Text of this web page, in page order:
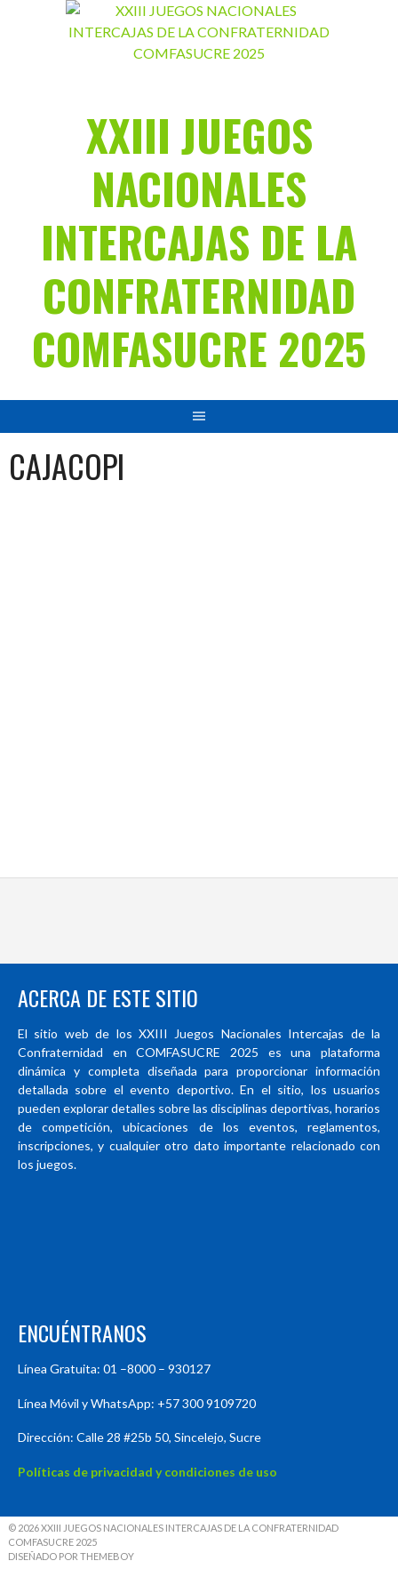
XXIII JUEGOS
NACIONALES
INTERCAJAS DE LA
CONFRATERNIDAD
COMFASUCRE 2025
CAJACOPI
ACERCA DE ESTE SITIO
El sitio web de los XXIII Juegos Nacionales Intercajas de la
Confraternidad en COMFASUCRE 2025 es una plataforma
dinámica y completa diseñada para proporcionar información
detallada sobre el evento deportivo. En el sitio, los usuarios
pueden explorar detalles sobre las disciplinas deportivas, horarios
de competición, ubicaciones de los eventos, reglamentos,
inscripciones, y cualquier otro dato importante relacionado con
los juegos.
ENCUÉNTRANOS
Línea Gratuita: 01 –8000 – 930127
Línea Móvil y WhatsApp: +57 300 9109720
Dirección: Calle 28 #25b 50, Sincelejo, Sucre
Políticas de privacidad y condiciones de uso
© 2026 XXIII JUEGOS NACIONALES INTERCAJAS DE LA CONFRATERNIDAD
COMFASUCRE 2025
DISEÑADO POR THEMEBOY